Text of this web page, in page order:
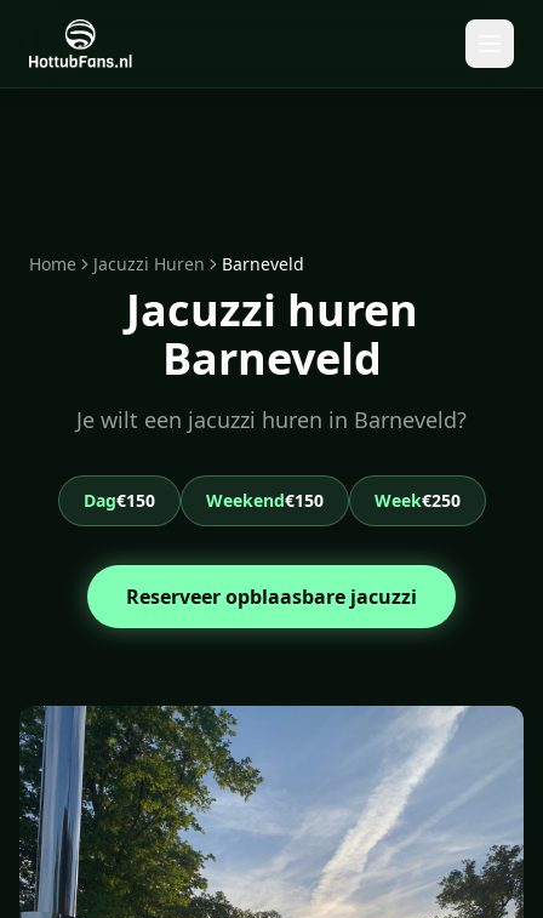
Home Jacuzzi Huren Barneveld
Jacuzzi huren
Barneveld
Je wilt een jacuzzi huren in Barneveld?
Dag€150 Weekend€150 Week€250
Reserveer opblaasbare jacuzzi